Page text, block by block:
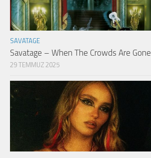
SAVATAGE
Savatage – When The Crowds Are Gone
29 TEMMUZ 2025